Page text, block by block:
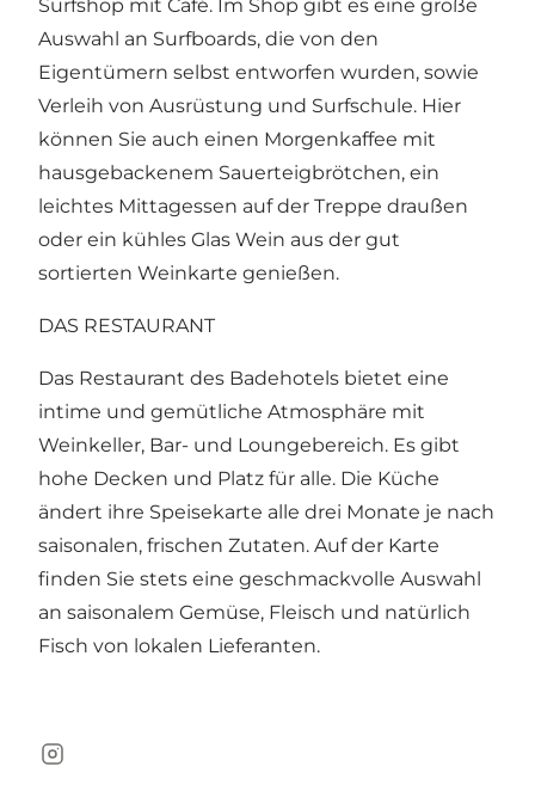
Surfshop mit Café. Im Shop gibt es eine große
Auswahl an Surfboards, die von den
Eigentümern selbst entworfen wurden, sowie
Verleih von Ausrüstung und Surfschule. Hier
können Sie auch einen Morgenkaffee mit
hausgebackenem Sauerteigbrötchen, ein
leichtes Mittagessen auf der Treppe draußen
oder ein kühles Glas Wein aus der gut
sortierten Weinkarte genießen.
DAS RESTAURANT
Das Restaurant des Badehotels bietet eine
intime und gemütliche Atmosphäre mit
Weinkeller, Bar- und Loungebereich. Es gibt
hohe Decken und Platz für alle. Die Küche
ändert ihre Speisekarte alle drei Monate je nach
saisonalen, frischen Zutaten. Auf der Karte
finden Sie stets eine geschmackvolle Auswahl
an saisonalem Gemüse, Fleisch und natürlich
Fisch von lokalen Lieferanten.
Instagram